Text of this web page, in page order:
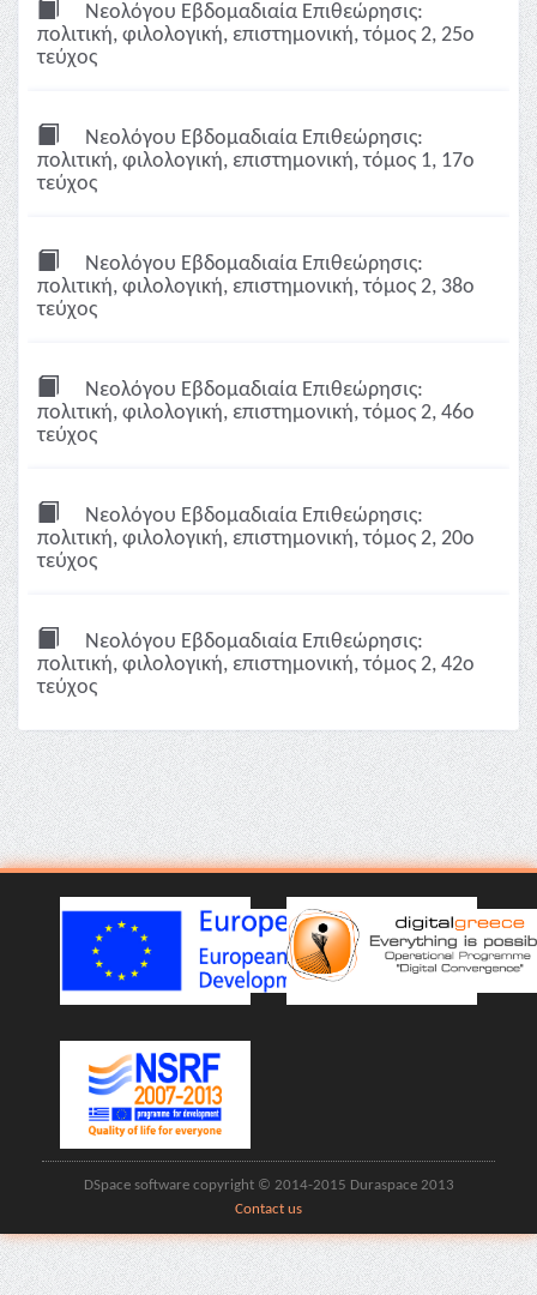
Νεολόγου Εβδομαδιαία Επιθεώρησις:
πολιτική, φιλολογική, επιστημονική, τόμος 2, 25ο
τεύχος
Νεολόγου Εβδομαδιαία Επιθεώρησις:
πολιτική, φιλολογική, επιστημονική, τόμος 1, 17ο
τεύχος
Νεολόγου Εβδομαδιαία Επιθεώρησις:
πολιτική, φιλολογική, επιστημονική, τόμος 2, 38ο
τεύχος
Νεολόγου Εβδομαδιαία Επιθεώρησις:
πολιτική, φιλολογική, επιστημονική, τόμος 2, 46ο
τεύχος
Νεολόγου Εβδομαδιαία Επιθεώρησις:
πολιτική, φιλολογική, επιστημονική, τόμος 2, 20ο
τεύχος
Νεολόγου Εβδομαδιαία Επιθεώρησις:
πολιτική, φιλολογική, επιστημονική, τόμος 2, 42ο
τεύχος
DSpace software copyright © 2014-2015 Duraspace 2013
Contact us